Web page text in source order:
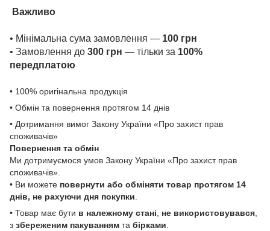
Важливо
• Мінімальна сума замовлення — 100 грн
• Замовлення до 300 грн — тільки за 100%
передплатою
• 100% оригінальна продукція
• Обмін та повернення протягом 14 днів
• Дотримання вимог Закону України «Про захист прав
споживачів»
Повернення та обмін
Ми дотримуємося умов Закону України «Про захист прав
споживачів».
• Ви можете повернути або обміняти товар протягом 14
днів, не рахуючи дня покупки
• Товар має бути в належному стані не використовувався
з збереженим пакуванням та бірками